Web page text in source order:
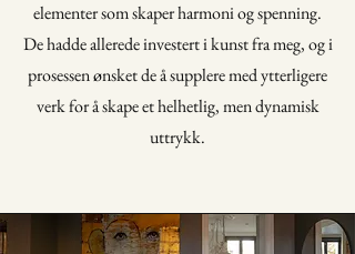
elementer som skaper harmoni og spenning.
De hadde allerede investert i kunst fra meg, og i
prosessen ønsket de å supplere med ytterligere
verk for å skape et helhetlig, men dynamisk
uttrykk.